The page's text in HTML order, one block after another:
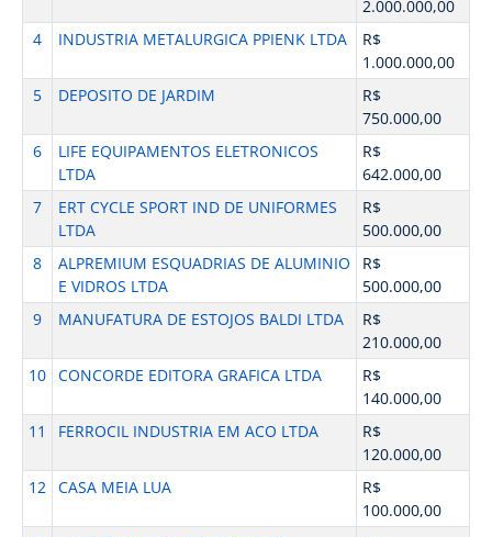
2.000.000,00
4
INDUSTRIA METALURGICA PPIENK LTDA
R$
1.000.000,00
5
DEPOSITO DE JARDIM
R$
750.000,00
6
LIFE EQUIPAMENTOS ELETRONICOS
LTDA
R$
642.000,00
7
ERT CYCLE SPORT IND DE UNIFORMES
LTDA
R$
500.000,00
8
ALPREMIUM ESQUADRIAS DE ALUMINIO
E VIDROS LTDA
R$
500.000,00
9
MANUFATURA DE ESTOJOS BALDI LTDA
R$
210.000,00
10 CONCORDE EDITORA GRAFICA LTDA
R$
140.000,00
11
FERROCIL INDUSTRIA EM ACO LTDA
R$
120.000,00
12 CASA MEIA LUA
R$
100.000,00